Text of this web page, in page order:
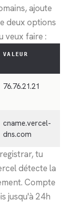
ajoute
deux options
veux faire :
VALEUR
76.76.21.21
cname.vercel-
dns.com
tu
détecte la
Compte
jusqu'à 24h